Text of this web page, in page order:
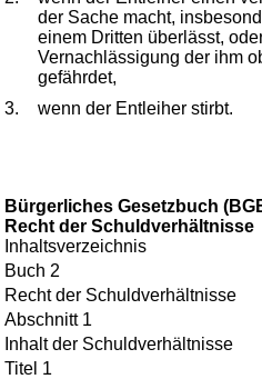
der Sache macht,
einem Dritten überlässt,
Vernachlässigung der ihm
gefährdet,
3.
wenn der Entleiher stirbt.
Bürgerliches Gesetzbuch
Recht der Schuldverhältnisse
Inhaltsverzeichnis
Buch 2
Recht der Schuldverhältnisse
Abschnitt 1
Inhalt der Schuldverhältnisse
Titel 1